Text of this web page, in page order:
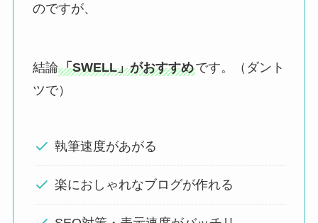
のですが、
結論「SWELL」がおすすめです。（ダント
ツで）
執筆速度があがる
楽におしゃれなブログが作れる